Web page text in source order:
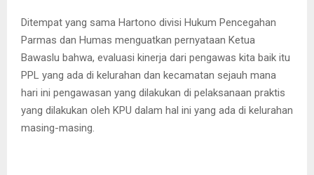
Ditempat yang sama Hartono divisi Hukum Pencegahan
Parmas dan Humas menguatkan pernyataan Ketua
Bawaslu bahwa, evaluasi kinerja dari pengawas kita baik itu
PPL yang ada di kelurahan dan kecamatan sejauh mana
hari ini pengawasan yang dilakukan di pelaksanaan praktis
yang dilakukan oleh KPU dalam hal ini yang ada di kelurahan
masing-masing.